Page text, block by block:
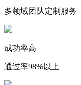
多领域团队定制服务
成功率高
通过率98%以上